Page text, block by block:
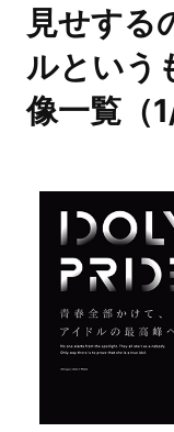
見せする
ルという
像一覧（